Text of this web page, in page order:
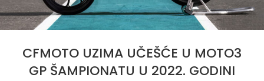
CFMOTO UZIMA UČEŠĆE U MOTO3
GP ŠAMPIONATU U 2022. GODINI